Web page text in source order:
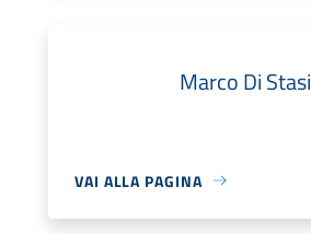
Marco Di Stasi
VAI ALLA PAGINA